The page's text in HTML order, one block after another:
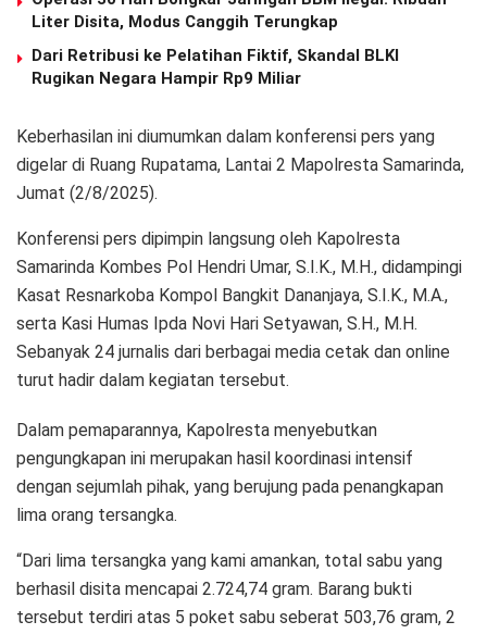
Liter Disita, Modus Canggih Terungkap
Dari Retribusi ke Pelatihan Fiktif, Skandal BLKI
Rugikan Negara Hampir Rp9 Miliar
Keberhasilan ini diumumkan dalam konferensi pers yang
digelar di Ruang Rupatama, Lantai 2 Mapolresta Samarinda,
Jumat (2/8/2025).
Konferensi pers dipimpin langsung oleh Kapolresta
Samarinda Kombes Pol Hendri Umar, S.I.K., M.H., didampingi
Kasat Resnarkoba Kompol Bangkit Dananjaya, S.I.K., M.A.,
serta Kasi Humas Ipda Novi Hari Setyawan, S.H., M.H.
Sebanyak 24 jurnalis dari berbagai media cetak dan online
turut hadir dalam kegiatan tersebut.
Dalam pemaparannya, Kapolresta menyebutkan
pengungkapan ini merupakan hasil koordinasi intensif
dengan sejumlah pihak, yang berujung pada penangkapan
lima orang tersangka.
“Dari lima tersangka yang kami amankan, total sabu yang
berhasil disita mencapai 2.724,74 gram. Barang bukti
tersebut terdiri atas 5 poket sabu seberat 503,76 gram, 2